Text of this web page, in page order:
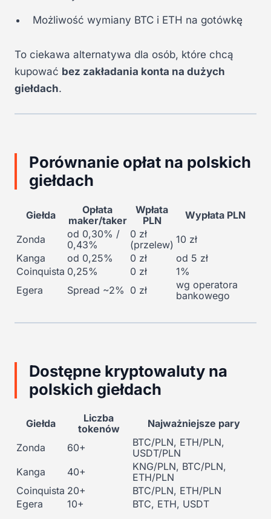
Możliwość wymiany BTC i ETH na gotówkę
To ciekawa alternatywa dla osób, które chcą
kupować bez zakładania konta na dużych
giełdach.
Porównanie opłat na polskich
giełdach
Giełda
Opłata
maker/taker
Wpłata
PLN
Wypłata PLN
Zonda
od 0,30% /
0,43%
0 zł
(przelew) 10 zł
Kanga
od 0,25% 0 zł
od 5 zł
Coinquista 0,25% 0 zł
1%
Egera
Spread ~2% 0 zł
wg operatora
bankowego
Dostępne kryptowaluty na
polskich giełdach
Giełda
Liczba
tokenów
Najważniejsze pary
Zonda
60+
BTC/PLN, ETH/PLN,
USDT/PLN
Kanga
40+
KNG/PLN, BTC/PLN,
ETH/PLN
Coinquista 20+
BTC/PLN, ETH/PLN
Egera
10+ BTC, ETH, USDT